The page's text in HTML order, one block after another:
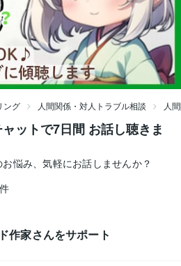
ング 人間関係・対人トラブル相談 人
ットで7日間 お話し聴きま
悩み、気軽にお話しませんか？
件
作家さんをサポート